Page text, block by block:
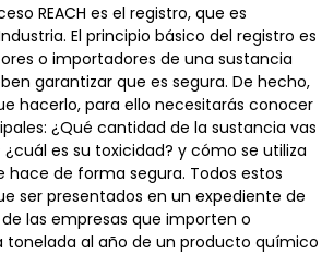
REACH es el registro, que es
El principio básico del registro es
o importadores de una sustancia
garantizar que es segura. De hecho,
hacerlo, para ello necesitarás conocer
¿Qué cantidad de la sustancia vas
es su toxicidad? y cómo se utiliza
hace de forma segura. Todos estos
ser presentados en un expediente de
las empresas que importen o
tonelada al año de un producto químico